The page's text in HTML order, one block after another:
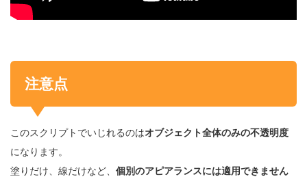
注意点
このスクリプトでいじれるのはオブジェクト全体のみの不透明度
になります。
塗りだけ、線だけなど、 個別のアピアランスには適用できません